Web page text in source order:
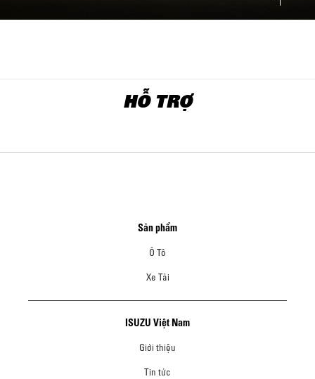
HỖ TRỢ
Sản phẩm
Ô Tô
Xe Tải
ISUZU Việt Nam
Giới thiệu
Tin tức